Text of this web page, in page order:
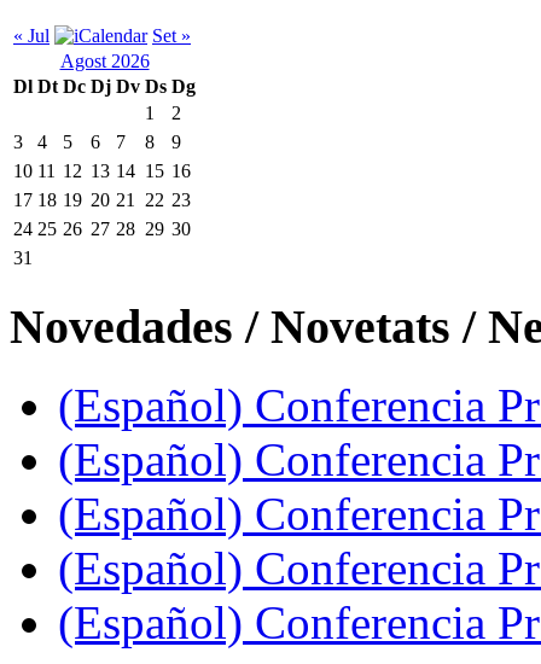
« Jul
Set »
Agost 2026
Dl Dt Dc Dj Dv Ds Dg
1
2
3
4 5 6 7 8
9
10 11 12 13 14 15 16
17 18 19 20 21 22 23
24 25 26 27 28 29 30
31
Novedades / Novetats /
(Español) Conferencia
(Español) Conferencia
(Español) Conferencia
(Español) Conferencia
(Español) Conferencia